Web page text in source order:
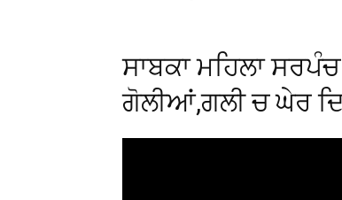
ਸਾਬਕਾ ਮਹਿਲਾ
ਗੋਲੀਆਂ,ਗਲੀ ਚ ਘੇਰ